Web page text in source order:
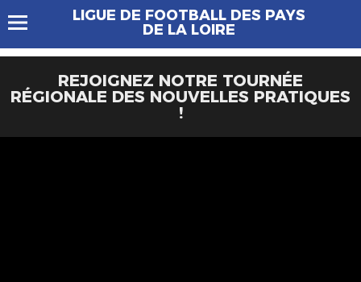
LIGUE DE FOOTBALL DES PAYS
DE LA LOIRE
REJOIGNEZ NOTRE TOURNÉE
RÉGIONALE DES NOUVELLES PRATIQUES
!